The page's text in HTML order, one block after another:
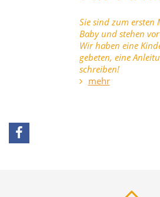
Sie sind zum
Baby und stehen
Wir haben eine
gebeten, eine
schreiben!
mehr